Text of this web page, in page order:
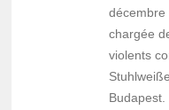
décembre
chargée
violents
Budapest.